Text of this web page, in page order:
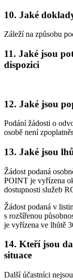
10. Jaké
Záleží na způsobu
11. Jaké jsou
dispozici
12. Jaké jsou
Podání žádosti o
osobě není
13. Jaké jsou
Žádost podaná
POINT je vyřízena
dostupnosti služeb
Žádost podaná v
s rozšířenou
je vyřízena ve lhůtě
14. Kteří jsou
situace
Další účastníci